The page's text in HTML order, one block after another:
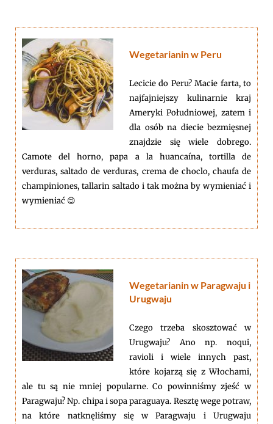
Wegetarianin w Peru
Lecicie do Peru? Macie farta, to
najfajniejszy kulinarnie kraj
Ameryki Południowej, zatem i
dla osób na diecie bezmięsnej
znajdzie się wiele dobrego.
Camote del horno, papa a la huancaína, tortilla de
verduras, saltado de verduras, crema de choclo, chaufa de
champiniones, tallarin saltado i tak można by wymieniać i
wymieniać 😉
Wegetarianin w Paragwaju i
Urugwaju
Czego trzeba skosztować w
Urugwaju? Ano np. noqui,
ravioli i wiele innych past,
które kojarzą się z Włochami,
ale tu są nie mniej popularne. Co powinniśmy zjeść w
Paragwaju? Np. chipa i sopa paraguaya. Resztę wege potraw,
na które natknęliśmy się w Paragwaju i Urugwaju